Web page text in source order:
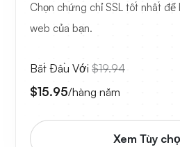
Chọn chứng chỉ SSL tốt nhất
web của bạn.
Bắt Đầu Với $19.94
$15.95/hàng năm
Xem Tùy